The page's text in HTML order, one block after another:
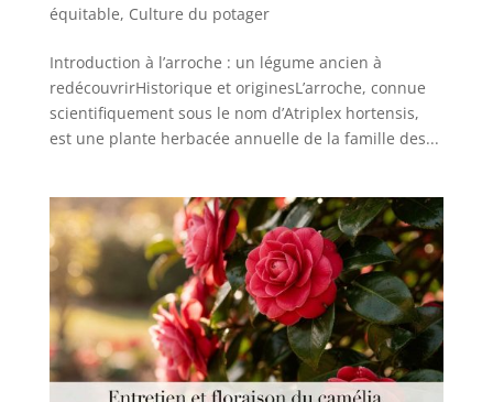
équitable, Culture du potager
Introduction à l’arroche : un légume ancien à
redécouvrirHistorique et originesL’arroche, connue
scientifiquement sous le nom d’Atriplex hortensis,
est une plante herbacée annuelle de la famille des...